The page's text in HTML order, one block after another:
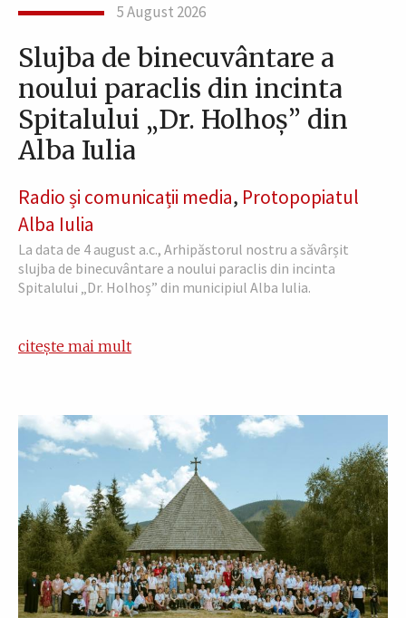
5 August 2026
Slujba de binecuvântare a
noului paraclis din incinta
Spitalului „Dr. Holhoș” din
Alba Iulia
Radio și comunicații media, Protopopiatul
Alba Iulia
La data de 4 august a.c., Arhipăstorul nostru a săvârșit
slujba de binecuvântare a noului paraclis din incinta
Spitalului „Dr. Holhoș” din municipiul Alba Iulia.
citește mai mult